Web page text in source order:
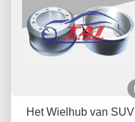
Het Wielhub van SUV